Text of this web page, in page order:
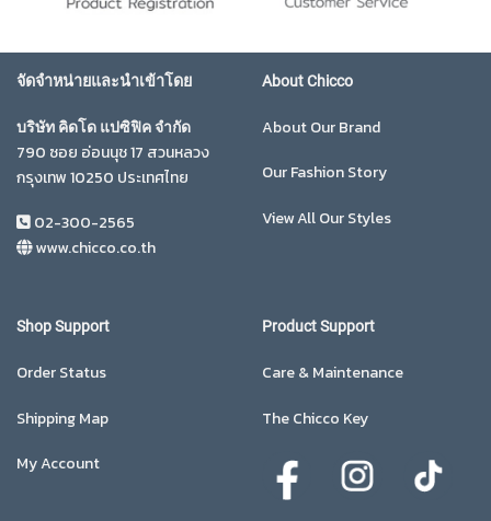
จัดจำหน่ายและนำเข้าโดย
บริษัท คิดโด แปซิฟิค จำกัด
790 ซอย อ่อนนุช 17 สวนหลวง
กรุงเทพ 10250 ประเทศไทย
02-300-2565
www.chicco.co.th
About Chicco
About Our Brand
Our Fashion Story
View All Our Styles
Shop Support
Order Status
Shipping Map
My Account
Product Support
Care & Maintenance
The Chicco Key